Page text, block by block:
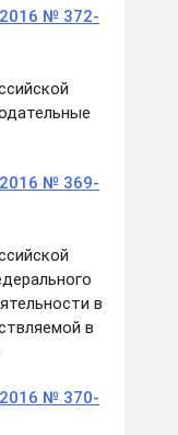
№ 372-
№ 369-
в
в
№ 370-